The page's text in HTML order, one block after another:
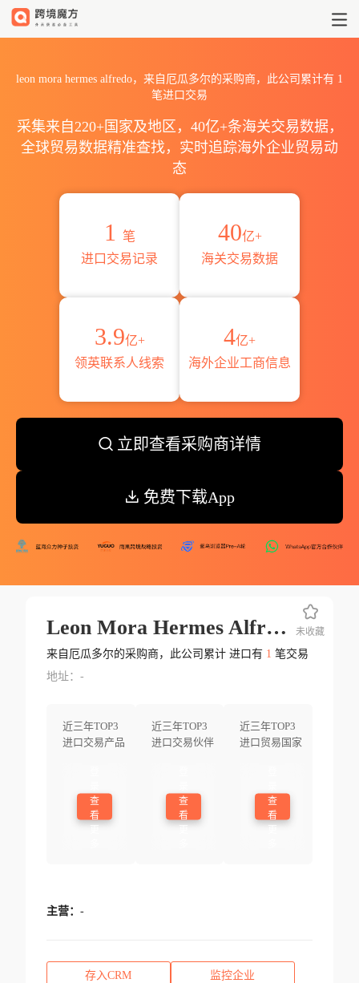
leon mora hermes alfredo，来自厄瓜多尔的采购商，此公司累计有 1
笔进口交易
采集来自220+国家及地区，40亿+条海关交易数据，
全球贸易数据精准查找，实时追踪海外企业贸易动
态
1
笔
进口交易记录
40亿+
海关交易数据
3.9亿+
领英联系人线索
4亿+
海外企业工商信息
立即查看采购商详情
免费下载App
Leon Mora Hermes Alfredo
来自厄瓜多尔的采购商，此公司累计 进口有 1 笔交易
地址：-
近三年TOP3
进口交易产品
查
看
近三年TOP3
进口交易伙伴
查
看
近三年TOP3
进口贸易国家
查
看
未收藏
主营： -
存入CRM 监控企业